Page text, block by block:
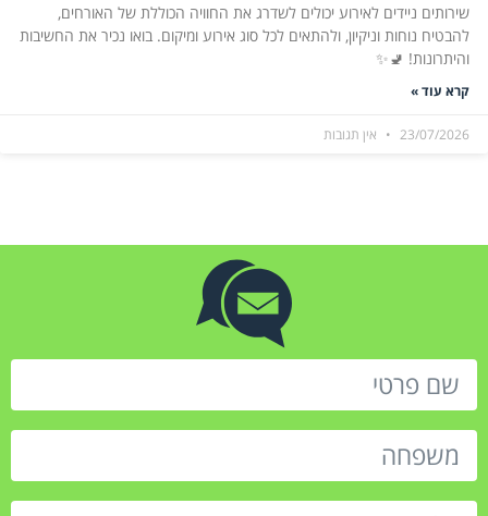
שירותים ניידים לאירוע יכולים לשדרג את החוויה הכוללת של האורחים,
להבטיח נוחות וניקיון, ולהתאים לכל סוג אירוע ומיקום. בואו נכיר את החשיבות
והיתרונות! 🚽✨
קרא עוד »
23/07/2026 אין תגובות